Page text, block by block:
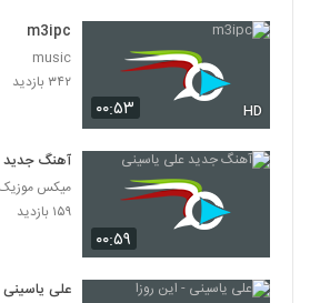
۰۰:۵۳ HD
m3ipc
music
۳۴۲ بازدید
۰۰:۵۹
آهنگ جدید
میکس
۱۵۹ بازدید
علی یاسینی